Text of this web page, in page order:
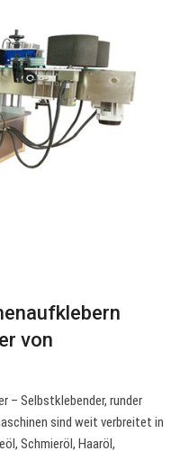
von
– Selbstklebender, runder
sind weit verbreitet in
Schmieröl, Haaröl,